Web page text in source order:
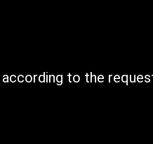
according to the